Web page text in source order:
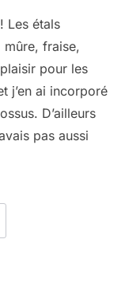
Les étals
fraise,
pour les
j’en ai incorporé
D’ailleurs
pas aussi